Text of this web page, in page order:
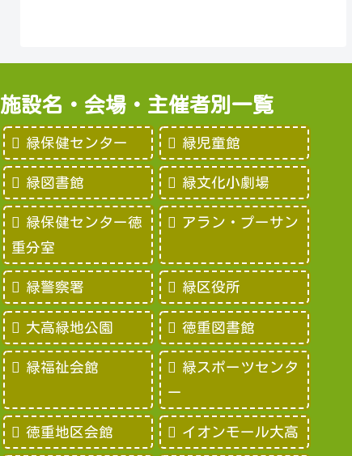
施設名・会場・主催者別一覧
緑保健センター 緑児童館
緑図書館 緑文化小劇場
緑保健センター徳
重分室
アラン・プーサン
緑警察署 緑区役所
大高緑地公園 徳重図書館
緑福祉会館
緑スポーツセンタ
ー
徳重地区会館 イオンモール大高